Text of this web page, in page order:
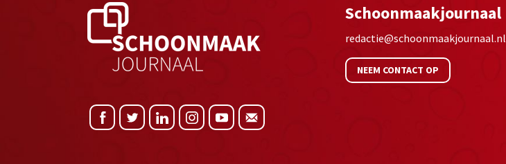
Schoonmaakjournaal
redactie@schoonmaakjournaal.nl
NEEM CONTACT OP